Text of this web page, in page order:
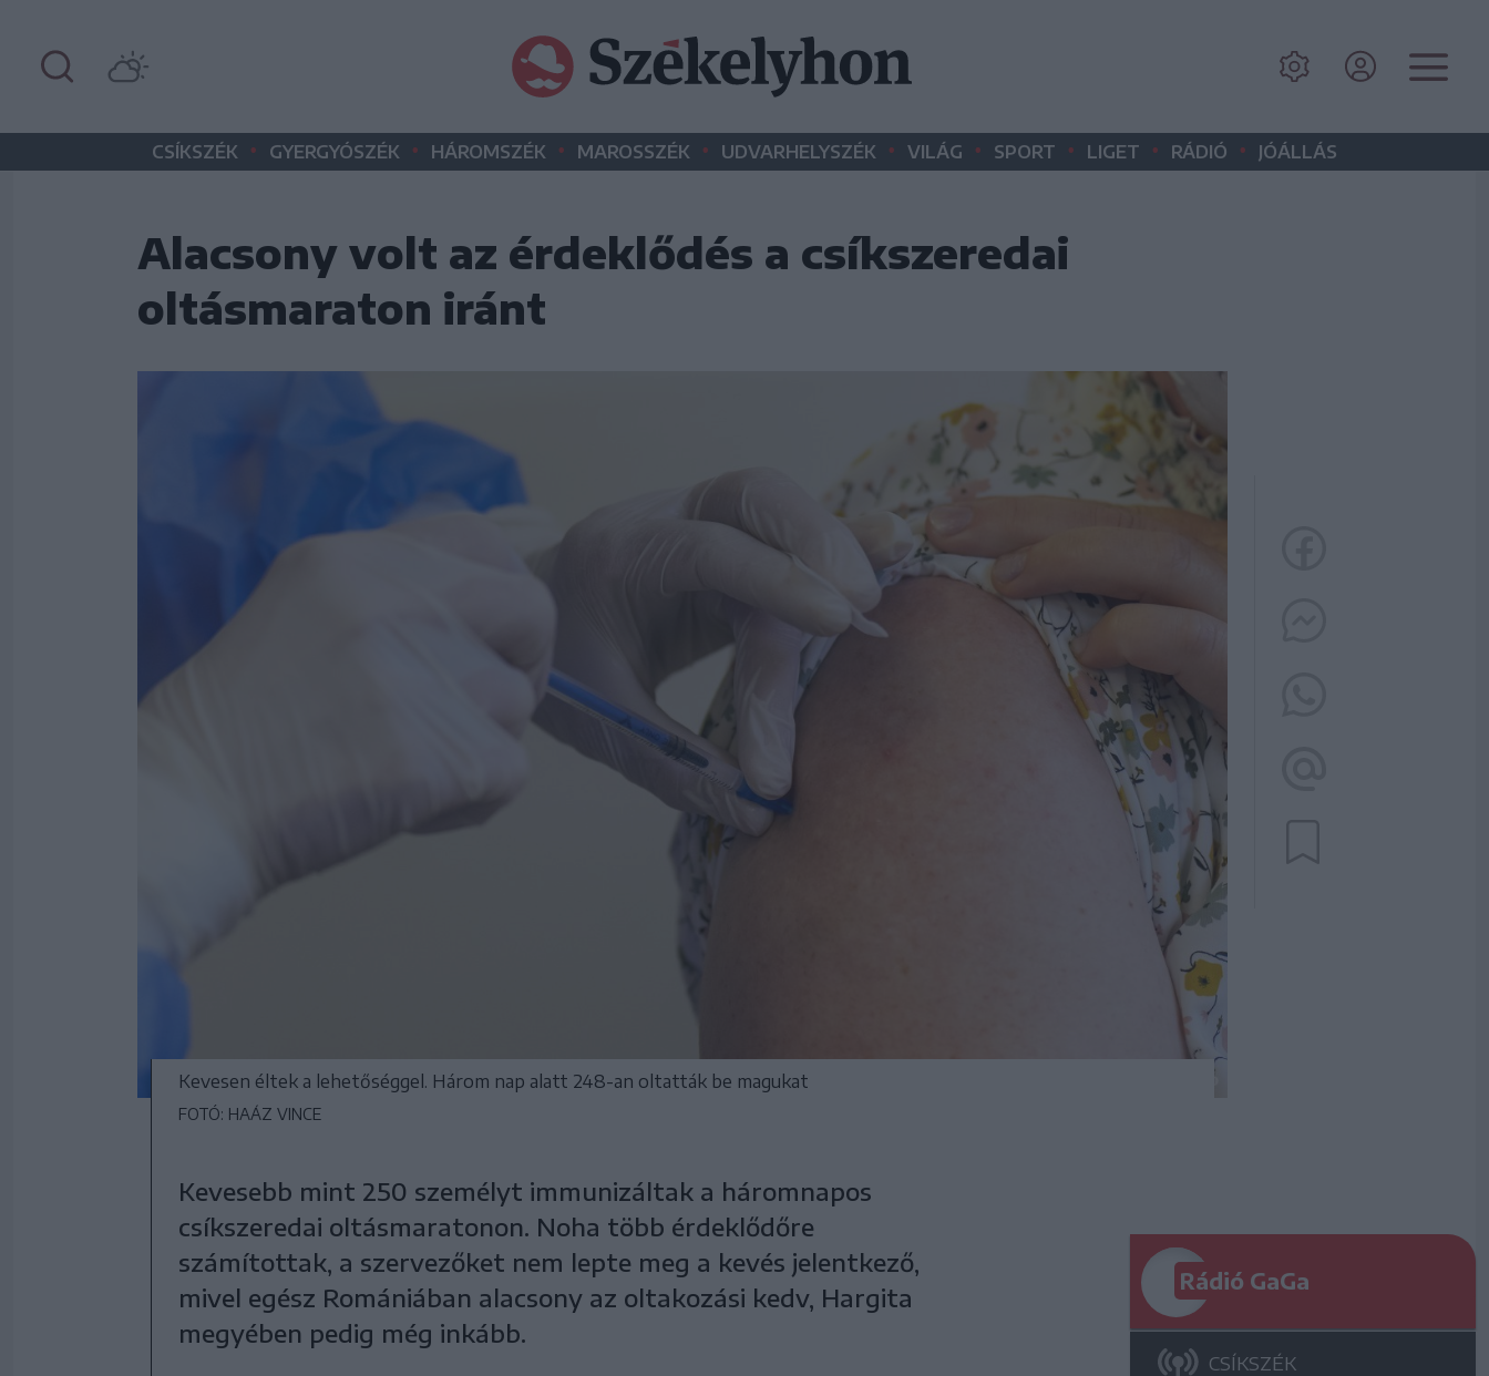
CSÍKSZÉK • GYERGYÓSZÉK • HÁROMSZÉK • MAROSSZÉK • UDVARHELYSZÉK • VILÁG • SPORT • LIGET • RÁDIÓ • JÓÁLLÁS
Alacsony volt az érdeklődés a csíkszeredai
oltásmaraton iránt
Kevesen éltek a lehetőséggel. Három nap alatt 248-an oltatták be magukat
FOTÓ: HAÁZ VINCE
Kevesebb mint 250 személyt immunizáltak a háromnapos
csíkszeredai oltásmaratonon. Noha több érdeklődőre
számítottak, a szervezőket nem lepte meg a kevés jelentkező,
mivel egész Romániában alacsony az oltakozási kedv, Hargita
megyében pedig még inkább.
Rádió GaGa
CSÍKSZÉK